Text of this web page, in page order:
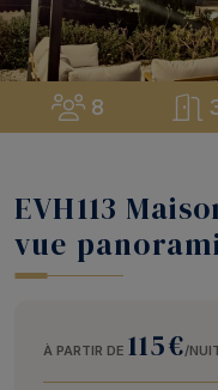
8
EVH113
vue
À PARTIR DE 115€/